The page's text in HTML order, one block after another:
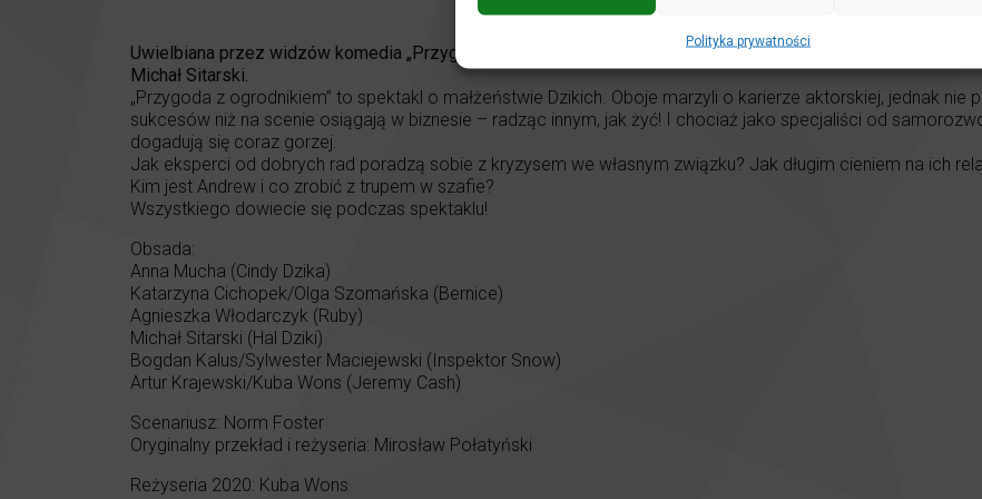
Polityka prywatności
Uwielbiana przez widzów komedia „Przygoda z ogrodnikiem” (tyt. oryg. „Self Help”) w zupełnie nowej
Michał Sitarski.
„Przygoda z ogrodnikiem” to spektakl o małżeństwie Dzikich. Oboje marzyli o karierze aktorskiej, jednak nie
sukcesów niż na scenie osiągają w biznesie – radząc innym, jak żyć! I chociaż jako specjaliści od
dogadują się coraz gorzej.
Jak eksperci od dobrych rad poradzą sobie z kryzysem we własnym związku? Jak długim cieniem na ich
Kim jest Andrew i co zrobić z trupem w szafie?
Wszystkiego dowiecie się podczas spektaklu!
Obsada:
Anna Mucha (Cindy Dzika)
Katarzyna Cichopek/Olga Szomańska (Bernice)
Agnieszka Włodarczyk (Ruby)
Michał Sitarski (Hal Dziki)
Bogdan Kalus/Sylwester Maciejewski (Inspektor Snow)
Artur Krajewski/Kuba Wons (Jeremy Cash)
Scenariusz: Norm Foster
Oryginalny przekład i reżyseria: Mirosław Połatyński
Reżyseria 2020: Kuba Wons